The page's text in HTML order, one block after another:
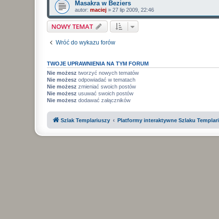
Masakra w Beziers
autor: maciej » 27 lip 2009, 22:46
NOWY TEMAT
Wróć do wykazu forów
TWOJE UPRAWNIENIA NA TYM FORUM
Nie możesz tworzyć nowych tematów
Nie możesz odpowiadać w tematach
Nie możesz zmieniać swoich postów
Nie możesz usuwać swoich postów
Nie możesz dodawać załączników
Szlak Templariuszy Platformy interaktywne Szlaku